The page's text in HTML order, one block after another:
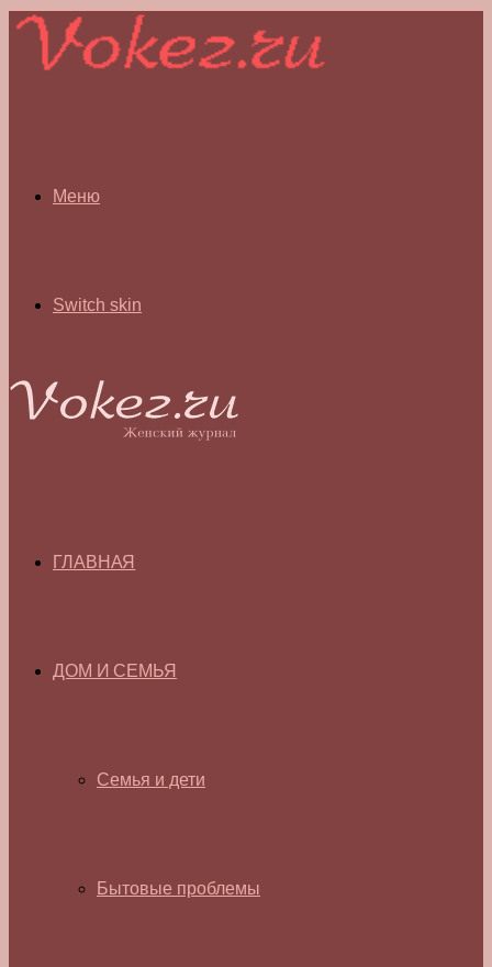
Меню
Switch skin
ГЛАВНАЯ
ДОМ И СЕМЬЯ
Семья и дети
Бытовые проблемы